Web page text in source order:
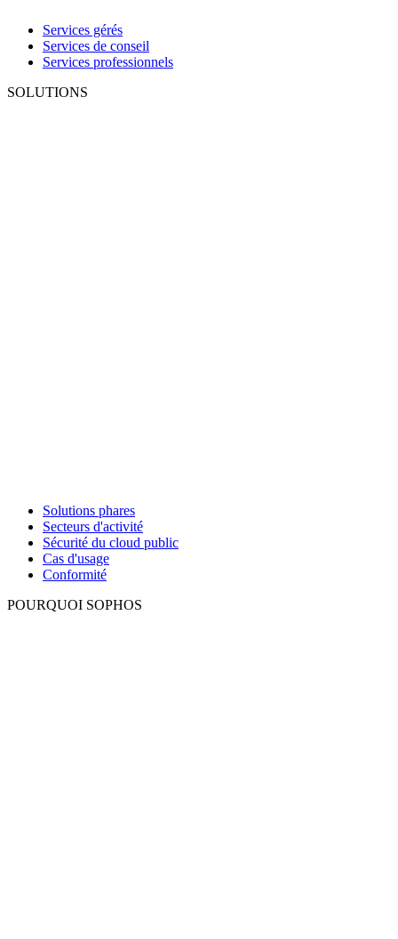
Services gérés
Services de conseil
Services professionnels
SOLUTIONS
Solutions phares
Secteurs d'activité
Sécurité du cloud public
Cas d'usage
Conformité
POURQUOI SOPHOS